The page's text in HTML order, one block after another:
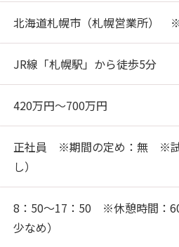
北海道札幌市（札幌営業所） ※
JR線「札幌駅」から徒歩5分
420万円～700万円
正社員 ※期間の定め：無 ※試
し）
8：50～17：50 ※休憩時間：
少なめ）